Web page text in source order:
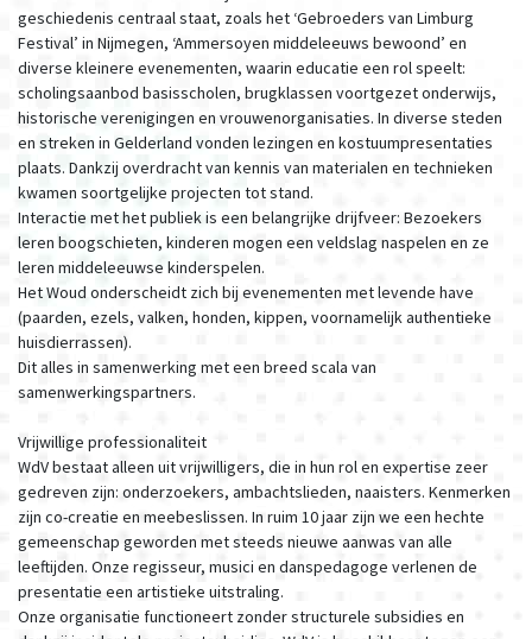
geschiedenis centraal staat, zoals het ‘Gebroeders van Limburg
Festival’ in Nijmegen, ‘Ammersoyen middeleeuws bewoond’ en
diverse kleinere evenementen, waarin educatie een rol speelt:
scholingsaanbod basisscholen, brugklassen voortgezet onderwijs,
historische verenigingen en vrouwenorganisaties. In diverse steden
en streken in Gelderland vonden lezingen en kostuumpresentaties
plaats. Dankzij overdracht van kennis van materialen en technieken
kwamen soortgelijke projecten tot stand.
Interactie met het publiek is een belangrijke drijfveer: Bezoekers
leren boogschieten, kinderen mogen een veldslag naspelen en ze
leren middeleeuwse kinderspelen.
Het Woud onderscheidt zich bij evenementen met levende have
(paarden, ezels, valken, honden, kippen, voornamelijk authentieke
huisdierrassen).
Dit alles in samenwerking met een breed scala van
samenwerkingspartners.
Vrijwillige professionaliteit
WdV bestaat alleen uit vrijwilligers, die in hun rol en expertise zeer
gedreven zijn: onderzoekers, ambachtslieden, naaisters. Kenmerken
zijn co-creatie en meebeslissen. In ruim 10 jaar zijn we een hechte
gemeenschap geworden met steeds nieuwe aanwas van alle
leeftijden. Onze regisseur, musici en danspedagoge verlenen de
presentatie een artistieke uitstraling.
Onze organisatie functioneert zonder structurele subsidies en